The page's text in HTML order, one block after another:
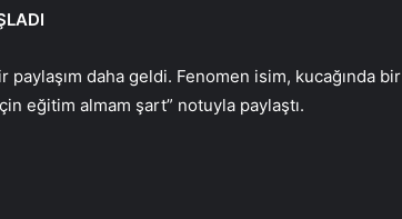
paylaşım daha geldi. Fenomen isim, kucağında bir
eğitim almam şart” notuyla paylaştı.